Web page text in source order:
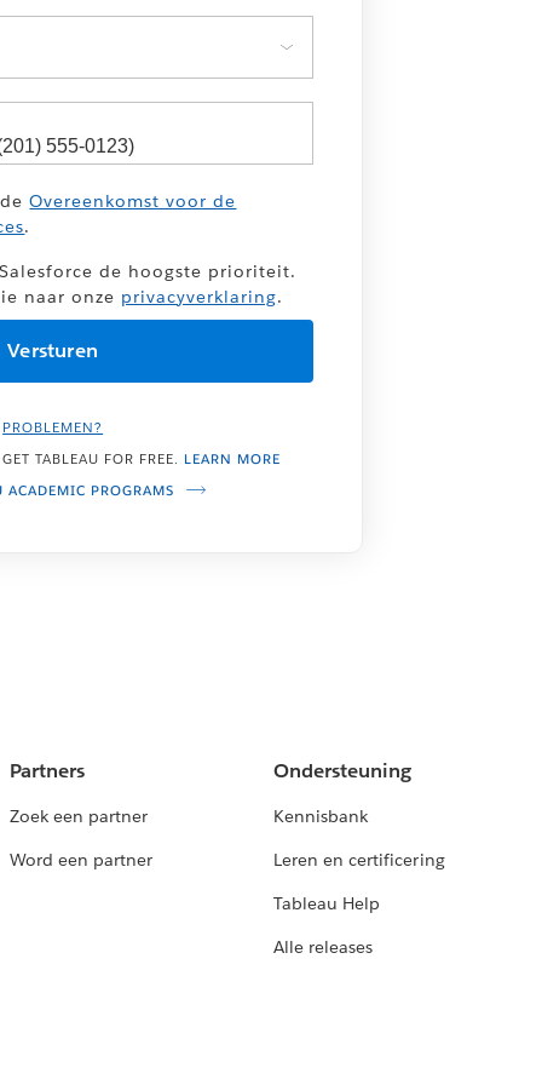
deOvereenkomst voor de
.
de hoogste prioriteit.
naar onze privacyverklaring.
PROBLEMEN?
TABLEAU FOR FREE. LEARN MORE
ACADEMIC PROGRAMS
Partners
Zoek een partner
Word een partner
Ondersteuning
Kennisbank
Leren en certificering
Tableau Help
Alle releases